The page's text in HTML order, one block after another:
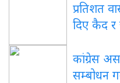
प्रतिशत
दिए कैद र
कांग्रेस
सम्बोधन